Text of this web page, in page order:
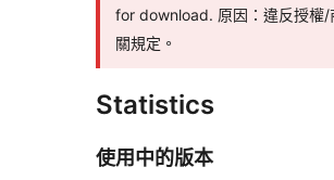
for download. 原因：違反授權/
關規定。
Statistics
使用中的版本